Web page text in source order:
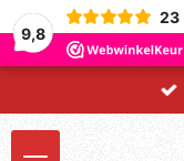
9,8
23